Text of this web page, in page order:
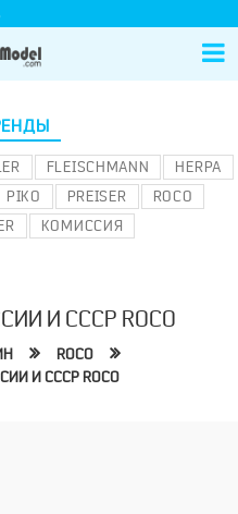
FLEISCHMANN
HERPA
PIKO PREISER
ROCO
КОМИССИЯ
И СССР ROCO
ROCO
И СССР ROCO